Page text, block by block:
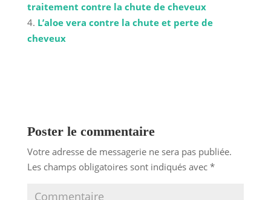
traitement contre la chute de cheveux
L’aloe vera contre la chute et perte de
cheveux
Poster le commentaire
Votre adresse de messagerie ne sera pas publiée.
Les champs obligatoires sont indiqués avec *